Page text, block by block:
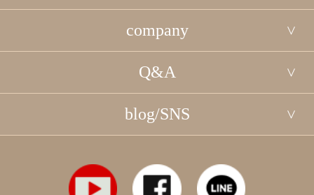
company
Q&A
blog/SNS